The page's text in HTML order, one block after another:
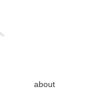
about